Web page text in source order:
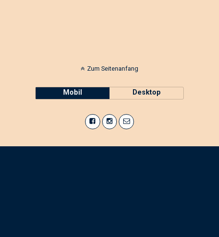
Zum Seitenanfang
Mobil Desktop